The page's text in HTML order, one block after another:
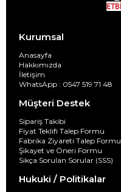
Kurumsal
Anasayfa
Hakkımızda
İletişim
WhatsApp : 0547 519 71 48
Müşteri Destek
Sipariş Takibi
Fiyat Teklifi Talep Formu
Fabrika Ziyareti Talep Formu
Şikayet ve Öneri Formu
Sıkça Sorulan Sorular (SSS)
Hukuki / Politikalar